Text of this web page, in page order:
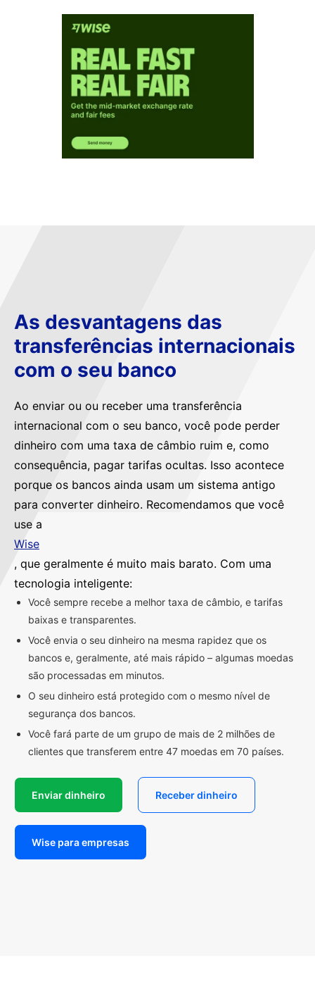
As desvantagens das
transferências internacionais
com o seu banco
Ao enviar ou ou receber uma transferência
internacional com o seu banco, você pode perder
dinheiro com uma taxa de câmbio ruim e, como
consequência, pagar tarifas ocultas. Isso acontece
porque os bancos ainda usam um sistema antigo
para converter dinheiro. Recomendamos que você
use a
Wise
, que geralmente é muito mais barato. Com uma
tecnologia inteligente:
Você sempre recebe a melhor taxa de câmbio, e tarifas
baixas e transparentes.
Você envia o seu dinheiro na mesma rapidez que os
bancos e, geralmente, até mais rápido – algumas moedas
são processadas em minutos.
O seu dinheiro está protegido com o mesmo nível de
segurança dos bancos.
Você fará parte de um grupo de mais de 2 milhões de
clientes que transferem entre 47 moedas em 70 países.
Enviar dinheiro Receber dinheiro
Wise para empresas